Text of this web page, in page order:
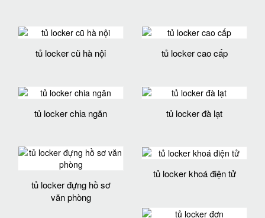
tủ locker cũ hà nội tủ locker cao cấp
tủ locker chia ngăn tủ locker đà lạt
tủ locker đựng hồ sơ
văn phòng
tủ locker khoá điện tử